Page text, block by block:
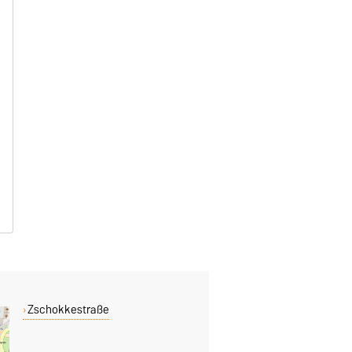
Zschokkestraße